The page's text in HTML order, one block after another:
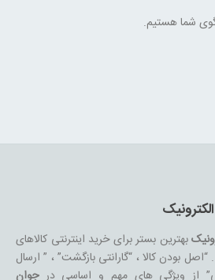
بهترین بستر برای خرید اینترنتی کالاهای
بودن کالا ، “گارانتی بازگشت” ، ” ارسال
از ویژگی های مهم و اساسی درجوان